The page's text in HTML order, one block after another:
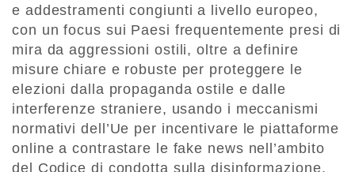
e addestramenti congiunti a livello europeo,
con un focus sui Paesi frequentemente presi di
mira da aggressioni ostili, oltre a definire
misure chiare e robuste per proteggere le
elezioni dalla propaganda ostile e dalle
interferenze straniere, usando i meccanismi
normativi dell’Ue per incentivare le piattaforme
online a contrastare le fake news nell’ambito
del Codice di condotta sulla disinformazione.